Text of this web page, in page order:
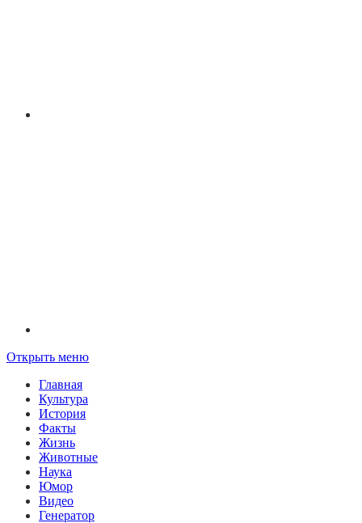
Открыть меню
Главная
Культура
История
Факты
Жизнь
Животные
Наука
Юмор
Видео
Генератор